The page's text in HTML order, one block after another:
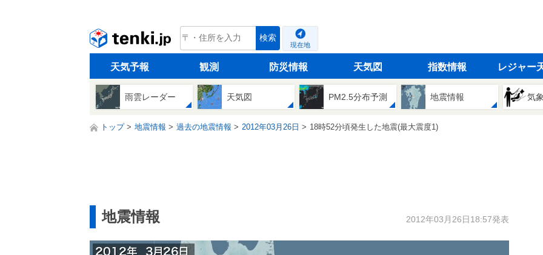
tenki.jp 検索
現在地
天気予報 観測 防災情報 天気図 指数情報 レジャー
雨雲レーダー 天気図 PM2.5分布予測 地震情報 気
トップ 地震情報 過去の地震情報 2012年03月26日 18時52分頃発生した地震(最大震度1)
地震情報 2012年03月26日18:57発表